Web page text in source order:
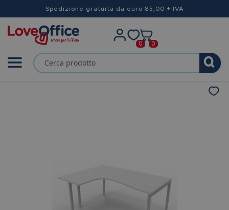
Spedizione gratuita da euro 85,00 + IVA
0 0